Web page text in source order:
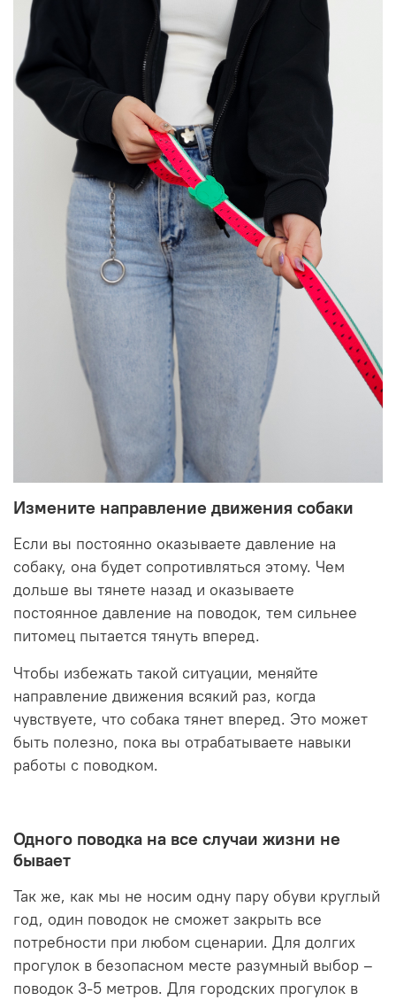
Измените направление движения собаки
Если вы постоянно оказываете давление на
собаку, она будет сопротивляться этому. Чем
дольше вы тянете назад и оказываете
постоянное давление на поводок, тем сильнее
питомец пытается тянуть вперед.
Чтобы избежать такой ситуации, меняйте
направление движения всякий раз, когда
чувствуете, что собака тянет вперед. Это может
быть полезно, пока вы отрабатываете навыки
работы с поводком.
Одного поводка на все случаи жизни не
бывает
Так же, как мы не носим одну пару обуви круглый
год, один поводок не сможет закрыть все
потребности при любом сценарии. Для долгих
прогулок в безопасном месте разумный выбор –
поводок 3-5 метров. Для городских прогулок в